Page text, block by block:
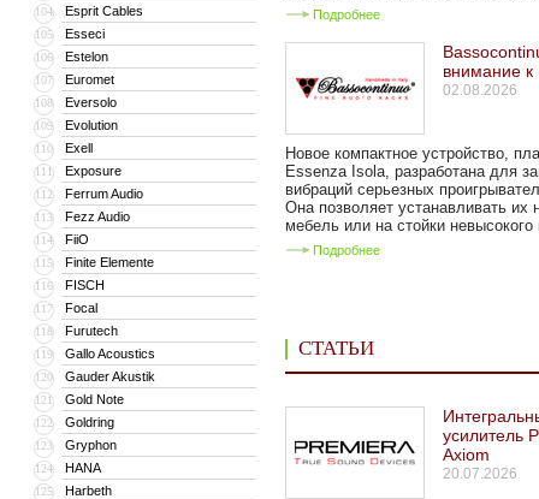
104 Esprit Cables
105 Esseci
106 Estelon
107 Euromet
108 Eversolo
109 Evolution
110 Exell
111 Exposure
112 Ferrum Audio
113 Fezz Audio
114 FiiO
115 Finite Elemente
116 FISCH
117 Focal
118 Furutech
119 Gallo Acoustics
120 Gauder Akustik
121 Gold Note
122 Goldring
123 Gryphon
124 HANA
125 Harbeth
Подробнее
внимание к
02.08.2026
Новое компактное устройство,
Essenza Isola, разработана для
вибраций серьезных
Она позволяет устанавливать их
мебель или на стойки невысокого
Подробнее
СТАТЬИ
усилитель
Axiom
20.07.2026